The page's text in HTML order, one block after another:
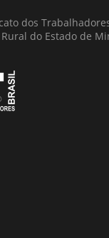
dos
do Estado de